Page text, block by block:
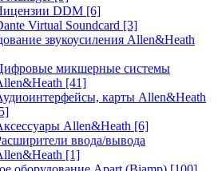
DDM [6]
Virtual Soundcard [3]
звукоусиления Allen&Heath
микшерные системы
[41]
карты Allen&Heath
Allen&Heath [6]
ввода/вывода
[1]